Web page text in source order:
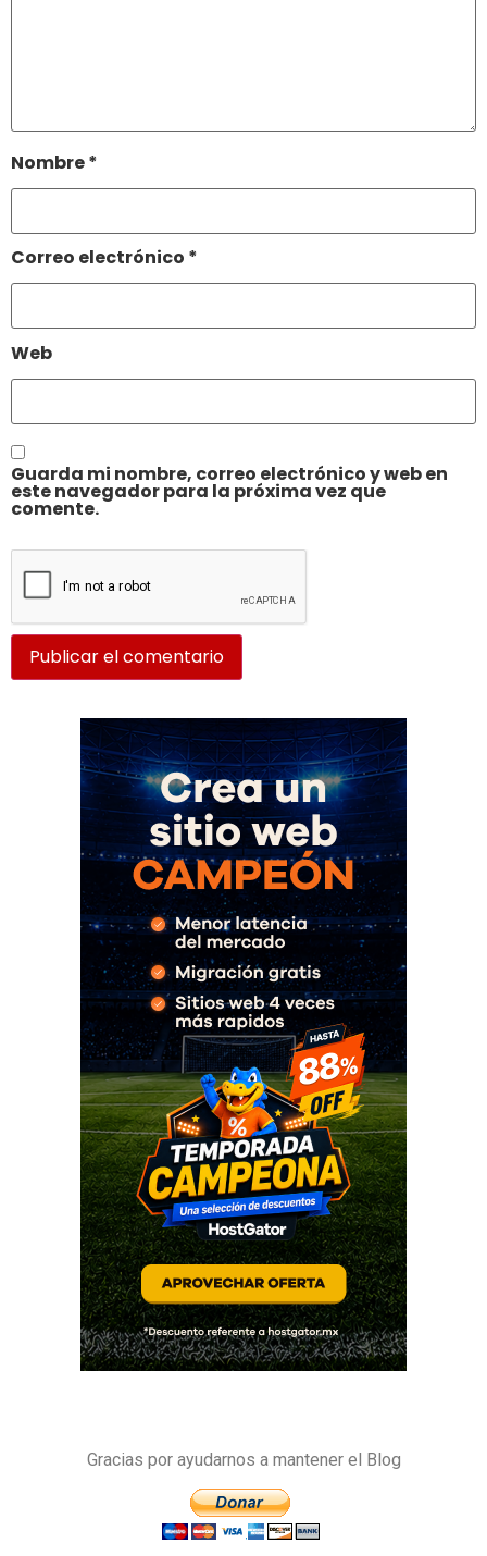
Nombre*
Correo electrónico *
Web
Guarda mi nombre, correo electrónico y web en
este navegador para la próxima vez que
comente.
Gracias por ayudarnos a mantener el Blog